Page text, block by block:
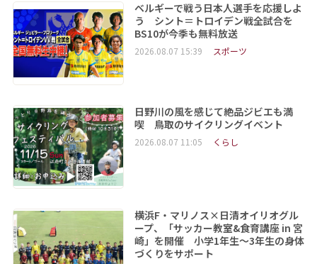
ベルギーで戦う日本人選手を応援しよ
う シント＝トロイデン戦全試合を
BS10が今季も無料放送
2026.08.07 15:39 スポーツ
日野川の風を感じて絶品ジビエも満
喫 鳥取のサイクリングイベント
2026.08.07 11:05 くらし
横浜F・マリノス×日清オイリオグル
ープ、「サッカー教室&食育講座 in 宮
崎」を開催 小学1年生～3年生の身体
づくりをサポート